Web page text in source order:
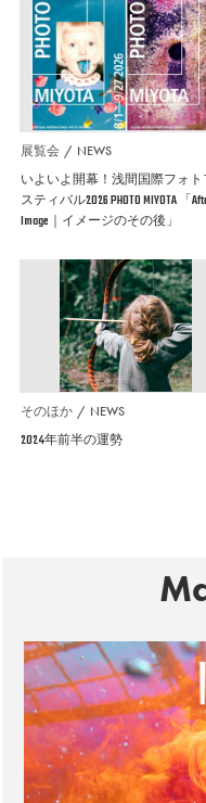
展覧会 NEWS
いよいよ開幕！浅間国際フォト
スティバル2026 PHOTO MIYOTA 「
Image｜イメージのその後」
そのほか NEWS
2024年前半の運勢